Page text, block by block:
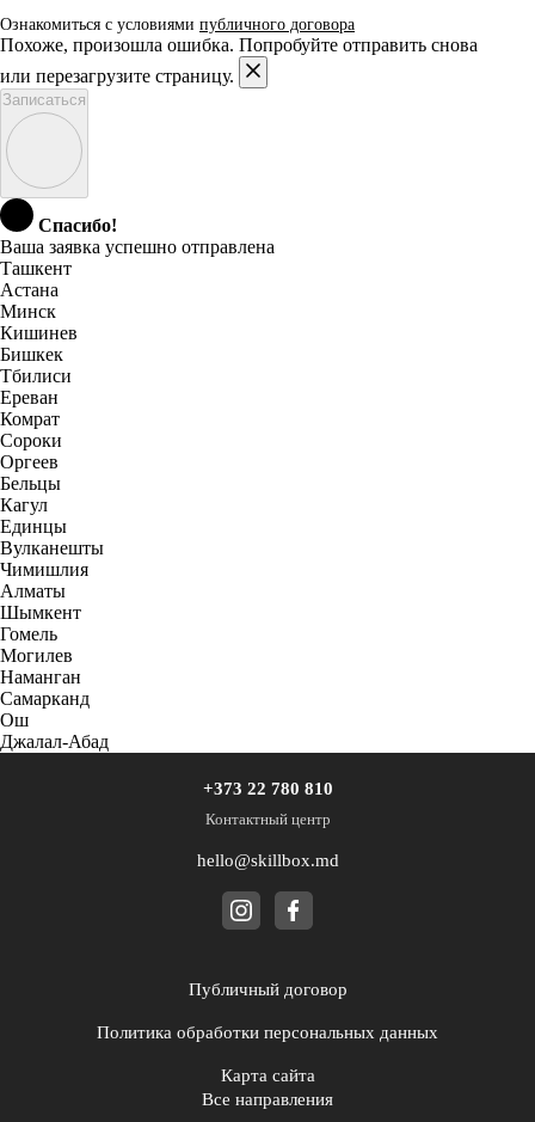
Ознакомиться с условиями публичного договора
Похоже, произошла ошибка. Попробуйте отправить снова
или перезагрузите страницу.
Записаться
Спасибо!
Ваша заявка успешно отправлена
Ташкент
Астана
Минск
Кишинев
Бишкек
Тбилиси
Ереван
Комрат
Сороки
Оргеев
Бельцы
Кагул
Единцы
Вулканешты
Чимишлия
Алматы
Шымкент
Гомель
Могилев
Наманган
Самарканд
Ош
Джалал-Абад
+373 22 780 810
Контактный центр
hello@skillbox.md
Публичный договор
Политика обработки персональных данных
Карта сайта
Все направления